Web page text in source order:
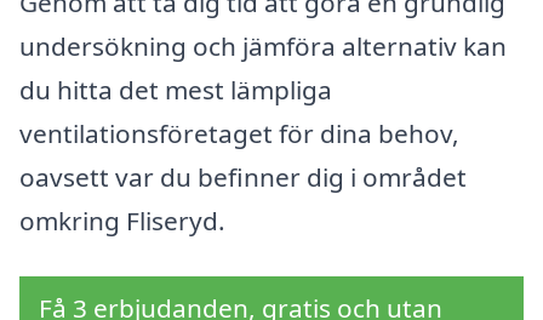
undersökning och jämföra alternativ kan
du hitta det mest lämpliga
ventilationsföretaget för dina behov,
oavsett var du befinner dig i området
omkring Fliseryd.
Få 3 erbjudanden, gratis och utan